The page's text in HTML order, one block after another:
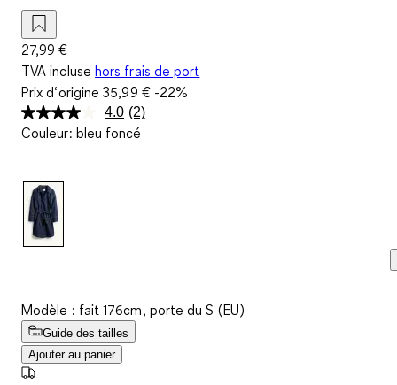
27,99 €
TVA incluse hors frais de port
Prix d‘origine35,99 €-22%
4.0 Lire
2
(2)
Couleur: bleu foncé
Modèle : fait 176cm, porte du S (EU)
Guide des tailles
Ajouter au panier